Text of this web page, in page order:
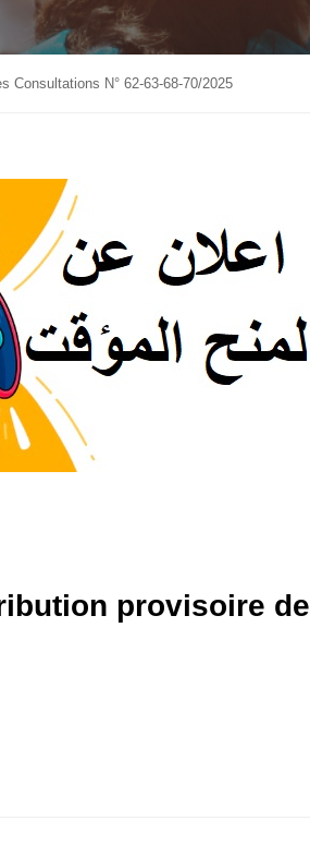
Consultations N° 62-63-68-70/2025
provisoire